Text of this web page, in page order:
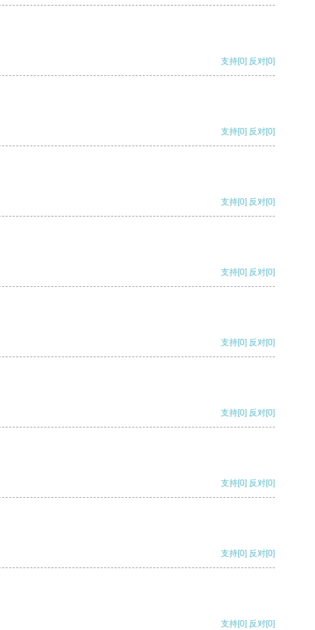
支持[0] 反对[0]
支持[0] 反对[0]
支持[0] 反对[0]
支持[0] 反对[0]
支持[0] 反对[0]
支持[0] 反对[0]
支持[0] 反对[0]
支持[0] 反对[0]
支持[0] 反对[0]